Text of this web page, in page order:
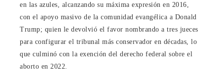
en las azules, alcanzando su máxima expresión en 2016,
con el apoyo masivo de la comunidad evangélica a Donald
Trump; quien le devolvió el favor nombrando a tres jueces
para configurar el tribunal más conservador en décadas, lo
que culminó con la exención del derecho federal sobre el
aborto en 2022.